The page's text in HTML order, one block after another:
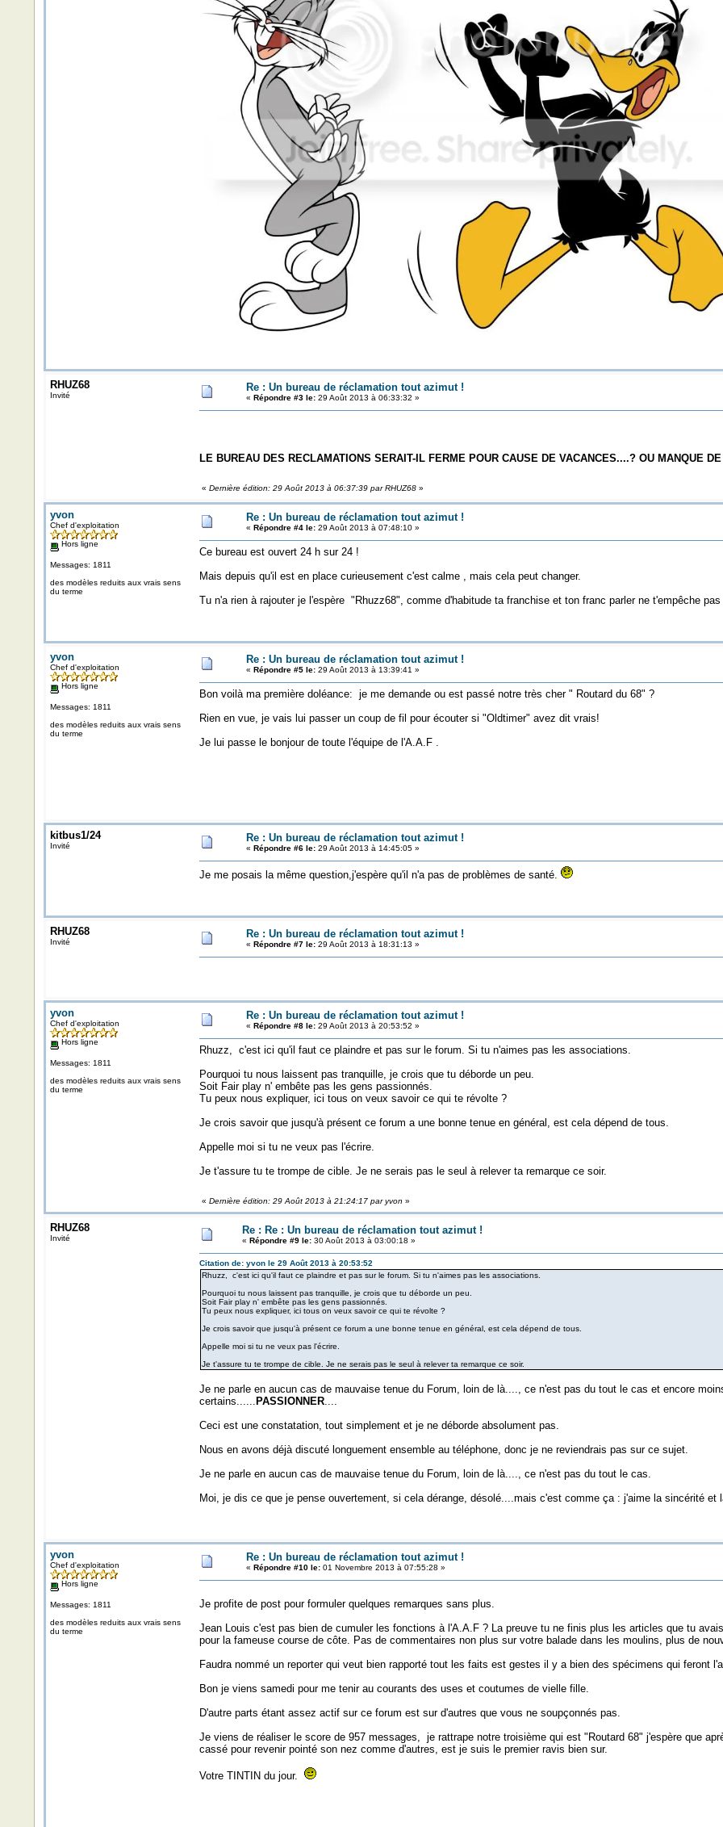
RHUZ68
Invité
Re : Un bureau de réclamation tout azimut !
« Répondre #3 le:29 Août 2013 à 06:33:32 »
LE BUREAU DES RECLAMATIONS SERAIT-IL FERME POUR CAUSE DE VACANCES....? OU MANQUE
« Dernière édition: 29 Août 2013 à 06:37:39 par RHUZ68»
yvon
Chef d'exploitation
Hors ligne
Messages: 1811
des modèles reduits aux vrais sens
du terme
Re : Un bureau de réclamation tout azimut !
« Répondre #4 le:29 Août 2013 à 07:48:10 »
Ce bureau est ouvert 24 h sur 24 !
Mais depuis qu'il est en place curieusement c'est calme , mais cela peut changer.
Tu n'a rien à rajouter je l'espère "Rhuzz68", comme d'habitude ta franchise et ton franc parler ne t'empêche
yvon
Chef d'exploitation
Hors ligne
Messages: 1811
des modèles reduits aux vrais sens
du terme
Re : Un bureau de réclamation tout azimut !
« Répondre #5 le:29 Août 2013 à 13:39:41 »
Bon voilà ma première doléance: je me demande ou est passé notre très cher " Routard du 68" ?
Rien en vue, je vais lui passer un coup de fil pour écouter si "Oldtimer" avez dit vrais!
Je lui passe le bonjour de toute l'équipe de l'A.A.F .
kitbus1/24
Invité
Re : Un bureau de réclamation tout azimut !
« Répondre #6 le:29 Août 2013 à 14:45:05 »
Je me posais la même question,j'espère qu'il n'a pas de problèmes de santé.
RHUZ68
Invité
Re : Un bureau de réclamation tout azimut !
« Répondre #7 le:29 Août 2013 à 18:31:13 »
yvon
Chef d'exploitation
Hors ligne
Messages: 1811
des modèles reduits aux vrais sens
du terme
Re : Un bureau de réclamation tout azimut !
« Répondre #8 le:29 Août 2013 à 20:53:52 »
Rhuzz, c'est ici qu'il faut ce plaindre et pas sur le forum. Si tu n'aimes pas les associations.
Pourquoi tu nous laissent pas tranquille, je crois que tu déborde un peu.
Soit Fair play n' embête pas les gens passionnés.
Tu peux nous expliquer, ici tous on veux savoir ce qui te révolte ?
Je crois savoir que jusqu'à présent ce forum a une bonne tenue en général, est cela dépend de tous.
Appelle moi si tu ne veux pas l'écrire.
Je t'assure tu te trompe de cible. Je ne serais pas le seul à relever ta remarque ce soir.
« Dernière édition: 29 Août 2013 à 21:24:17 par yvon »
RHUZ68
Invité
Re : Re : Un bureau de réclamation tout azimut !
« Répondre #9 le:30 Août 2013 à 03:00:18 »
Citation de: yvon le 29 Août 2013 à 20:53:52
Rhuzz, c'est ici qu'il faut ce plaindre et pas sur le forum. Si tu n'aimes pas les associations.
Pourquoi tu nous laissent pas tranquille, je crois que tu déborde un peu.
Soit Fair play n' embête pas les gens passionnés.
Tu peux nous expliquer, ici tous on veux savoir ce qui te révolte ?
Je crois savoir que jusqu'à présent ce forum a une bonne tenue en général, est cela dépend de tous.
Appelle moi si tu ne veux pas l'écrire.
Je t'assure tu te trompe de cible. Je ne serais pas le seul à relever ta remarque ce soir.
Je ne parle en aucun cas de mauvaise tenue du Forum, loin de là...., ce n'est pas du tout le cas et encore
certains...... PASSIONNER....
Ceci est une constatation, tout simplement et je ne déborde absolument pas.
Nous en avons déjà discuté longuement ensemble au téléphone, donc je ne reviendrais pas sur ce sujet.
Je ne parle en aucun cas de mauvaise tenue du Forum, loin de là...., ce n'est pas du tout le cas.
Moi, je dis ce que je pense ouvertement, si cela dérange, désolé....mais c'est comme ça : j'aime la sincérité et
yvon
Chef d'exploitation
Hors ligne
Messages: 1811
des modèles reduits aux vrais sens
du terme
Re : Un bureau de réclamation tout azimut !
« Répondre #10 le:01 Novembre 2013 à 07:55:28 »
Je profite de post pour formuler quelques remarques sans plus.
Jean Louis c'est pas bien de cumuler les fonctions à l'A.A.F ? La preuve tu ne finis plus les articles que tu
pour la fameuse course de côte. Pas de commentaires non plus sur votre balade dans les moulins, plus de
Faudra nommé un reporter qui veut bien rapporté tout les faits est gestes il y a bien des spécimens qui feront
Bon je viens samedi pour me tenir au courants des uses et coutumes de vielle fille.
D'autre parts étant assez actif sur ce forum est sur d'autres que vous ne soupçonnés pas.
Je viens de réaliser le score de 957 messages, je rattrape notre troisième qui est "Routard 68" j'espère que
cassé pour revenir pointé son nez comme d'autres, est je suis le premier ravis bien sur.
Votre TINTIN du jour.